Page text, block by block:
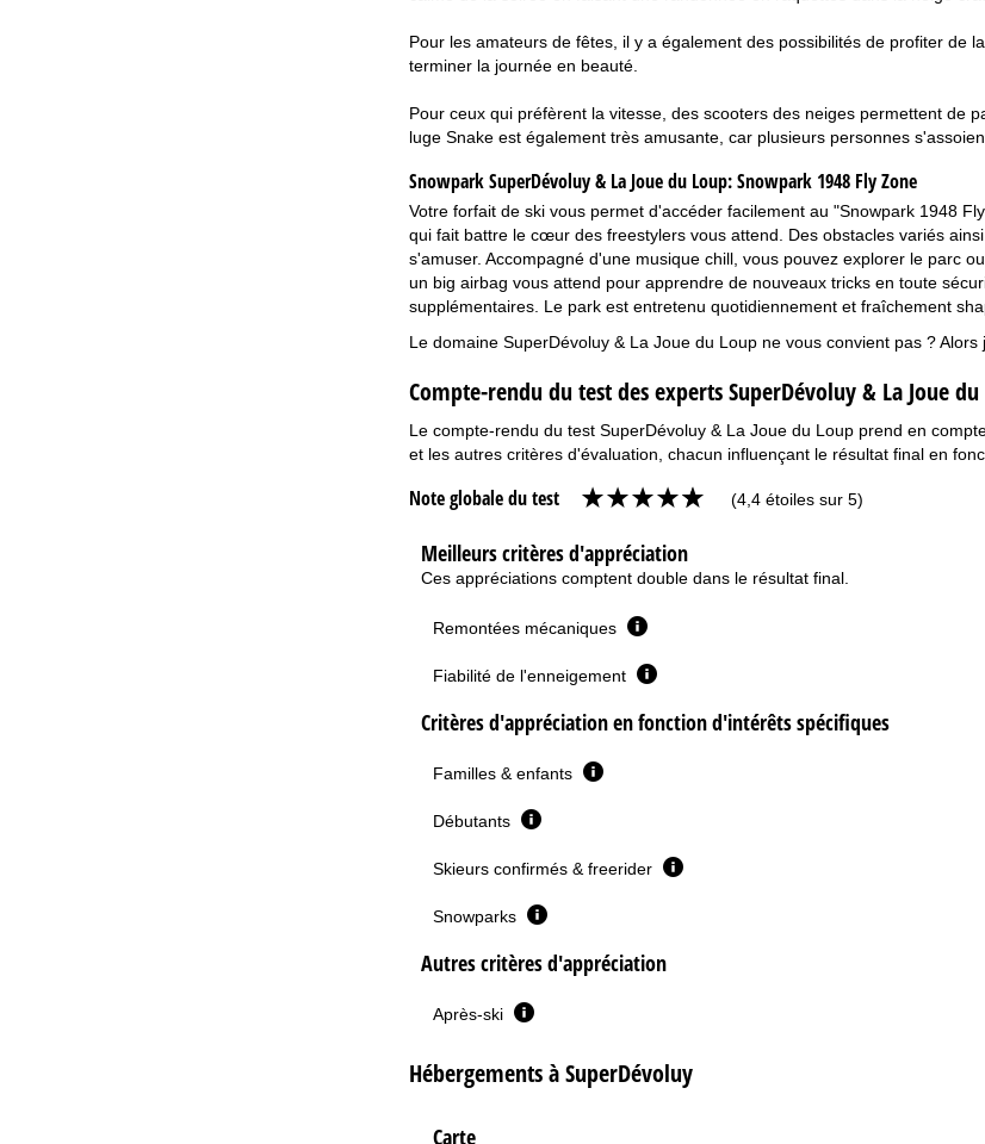
Pour les amateurs de fêtes, il y a également des possibilités de profiter de
terminer la journée en beauté.
Pour ceux qui préfèrent la vitesse, des scooters des neiges permettent de
luge Snake est également très amusante, car plusieurs personnes
Snowpark SuperDévoluy & La Joue du Loup:Snowpark 1948 Fly Zone
Votre forfait de ski vous permet d'accéder facilement au "Snowpark 1948
qui fait battre le cœur des freestylers vous attend. Des obstacles variés
s'amuser. Accompagné d'une musique chill, vous pouvez explorer le parc
un big airbag vous attend pour apprendre de nouveaux tricks en toute
supplémentaires. Le park est entretenu quotidiennement et fraîchement
Le domaine SuperDévoluy & La Joue du Loup ne vous convient pas ?
Compte-rendu du test des experts SuperDévoluy & La Joue
Le compte-rendu du test SuperDévoluy & La Joue du Loup prend en
et les autres critères d'évaluation, chacun influençant le résultat final en
Note globale du test (4,4 étoiles sur 5)
Meilleurs critères d'appréciation
Ces appréciations comptent double dans le résultat final.
Remontées mécaniques
Fiabilité de l'enneigement
Critères d'appréciation en fonction d'intérêts spécifiques
Familles & enfants
Débutants
Skieurs confirmés & freerider
Snowparks
Autres critères d'appréciation
Après-ski
Hébergements à SuperDévoluy
Carte